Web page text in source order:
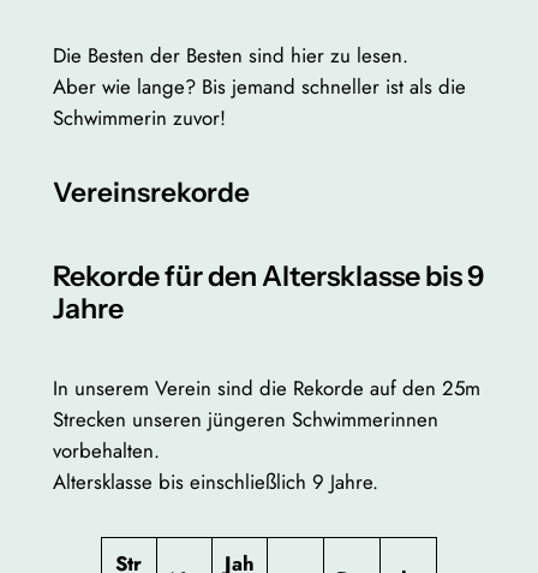
Die Besten der Besten sind hier zu lesen.
Aber wie lange? Bis jemand schneller ist als die
Schwimmerin zuvor!
Vereinsrekorde
Rekorde für den Altersklasse bis 9
Jahre
In unserem Verein sind die Rekorde auf den 25m
Strecken unseren jüngeren Schwimmerinnen
vorbehalten.
Altersklasse bis einschließlich 9 Jahre.
Str
Jah